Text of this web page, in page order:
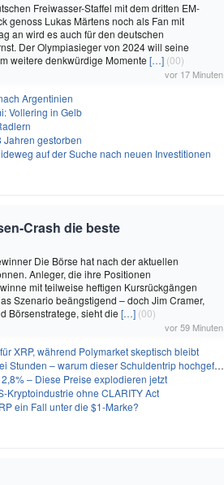
Freiwasser-Staffel mit dem dritten EM-
genoss Lukas Märtens noch als Fan mit
an wird es auch für den deutschen
Der Olympiasieger von 2024 will seine
weitere denkwürdige Momente […] (00)
vor 17 Minuten
Argentinien
Vollering in Gelb
Jahren gestorben
auf der Suche nach neuen Investitionen
Crash die beste
Die Börse hat nach der aktuellen
Anleger, die ihre Positionen
mit teilweise heftigen Kursrückgängen
Szenario beängstigend – doch Jim Cramer,
Börsenstratege, sieht die […] (00)
vor 59 Minuten
XRP, während Polymarket skeptisch bleibt
– warum dieser Schuldentrip hochgefährlich wird
– Diese Preise explodieren jetzt
Kryptoindustrie ohne CLARITY Act
ein Fall unter die $1-Marke?